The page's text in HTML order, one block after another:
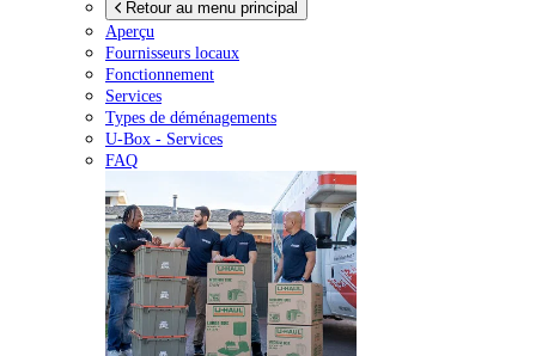
Retour au menu principal
Aperçu
Fournisseurs locaux
Fonctionnement
Services
Types de déménagements
U-Box - Services
FAQ